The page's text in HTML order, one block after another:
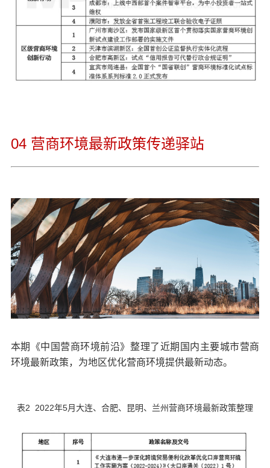
04 营商环境最新政策传递驿站
本期《中国营商环境前沿》整理了近期国内主要城市营商
环境最新政策，为地区优化营商环境提供最新动态。
表2 2022年5月大连、合肥、昆明、兰州营商环境最新政策整理